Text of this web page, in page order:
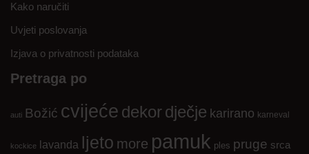
Kako naručiti
Uvjeti poslovanja
Izjava o privatnosti podataka
Pretraga po
auti Božić cvijeće dekordječje karirano karneval
kockice lavanda ljeto more pamuk ples pruge srca